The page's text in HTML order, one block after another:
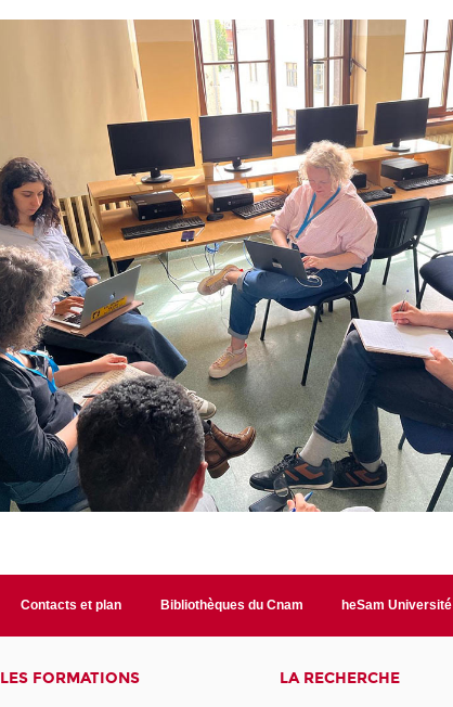
Contacts et plan Bibliothèques du Cnam heSam Université
LES FORMATIONS LA RECHERCHE